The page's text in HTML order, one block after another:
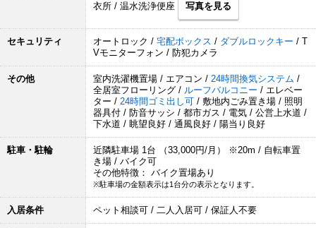
衣所 / 温水洗浄便座 写真を見る
セキュリティ オートロック / 宅配ボックス / ダブルロックキー / T
Vモニターフォン / 防犯カメラ
その他 室内洗濯機置場 / エアコン / 24時間換気システム /
全居室フローリング / ルーフバルコニー / エレベー
ター / 24時間ゴミ出し可 / 敷地内ごみ置き場 / 照明
器具付 / 防音サッシ / 都市ガス / 電気 / 公営上水道 /
下水道 / 眺望良好 / 通風良好 / 陽当り良好
駐車・駐輪
近隣駐車場 1台 （33,000円/月） ※20m / 自転車置
き場 / バイク可
その他特徴： バイク置場あり
※駐車場の金額表示は1台分の表示となります。
入居条件 ペット相談可 / 二人入居可 / 保証人不要